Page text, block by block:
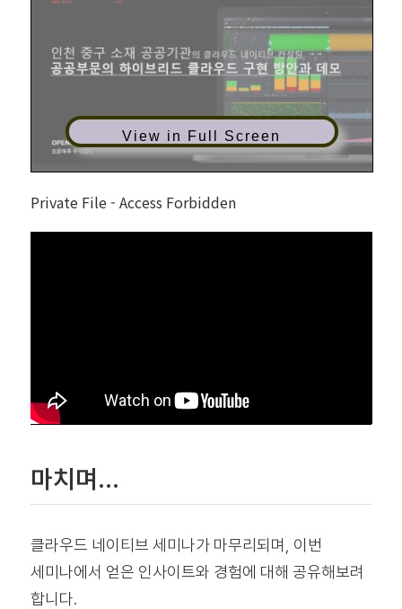
View in Full Screen
Private File - Access Forbidden
마치며…
클라우드 네이티브 세미나가 마무리되며, 이번
세미나에서 얻은 인사이트와 경험에 대해 공유해보려
합니다.